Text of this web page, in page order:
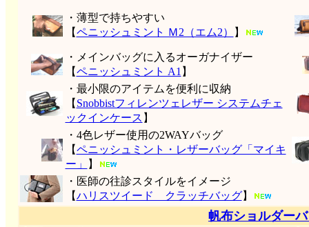
・薄型で持ちやすい
【ペニッシュミント Ｍ2（エム2） 】
・メインバッグに入るオーガナイザー
【ペニッシュミント A1 】
・最小限のアイテムを便利に収納
【 Snobbistフィレンツェレザー システムチェ
ックインケース 】
・4色レザー使用の2WAYバッグ
【ペニッシュミント・レザーバッグ「マイキ
ー」
】
・医師の往診スタイルをイメージ
【ハリスツイード クラッチバッグ】
帆布ショルダー